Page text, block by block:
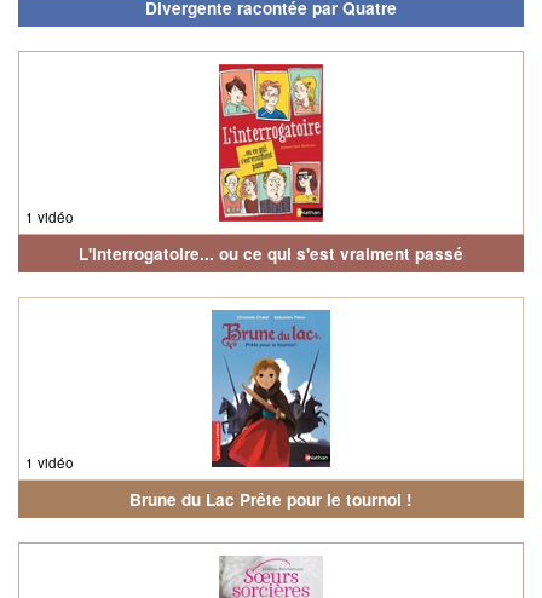
Divergente racontée par Quatre
1 vidéo
L'interrogatoire... ou ce qui s'est vraiment passé
1 vidéo
Brune du Lac Prête pour le tournoi !